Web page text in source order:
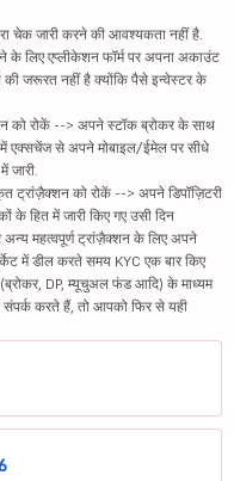
चेक जारी करने की आवश्यकता नहीं है.
लिए एप्लीकेशन फॉर्म पर अपना अकाउंट
की जरूरत नहीं है क्योंकि पैसे इन्वेस्टर के
रोकें --> अपने स्टॉक ब्रोकर के साथ
एक्सचेंज से अपने मोबाइल/ईमेल पर सीधे
जारी.
ट्रांज़ैक्शन को रोकें --> अपने डिपॉज़िटरी
के हित में जारी किए गए उसी दिन
महत्वपूर्ण ट्रांज़ैक्शन के लिए अपने
में डील करते समय KYC एक बार किए
(ब्रोकर, DP, म्यूचुअल फंड आदि) के माध्यम
करते हैं, तो आपको फिर से यही